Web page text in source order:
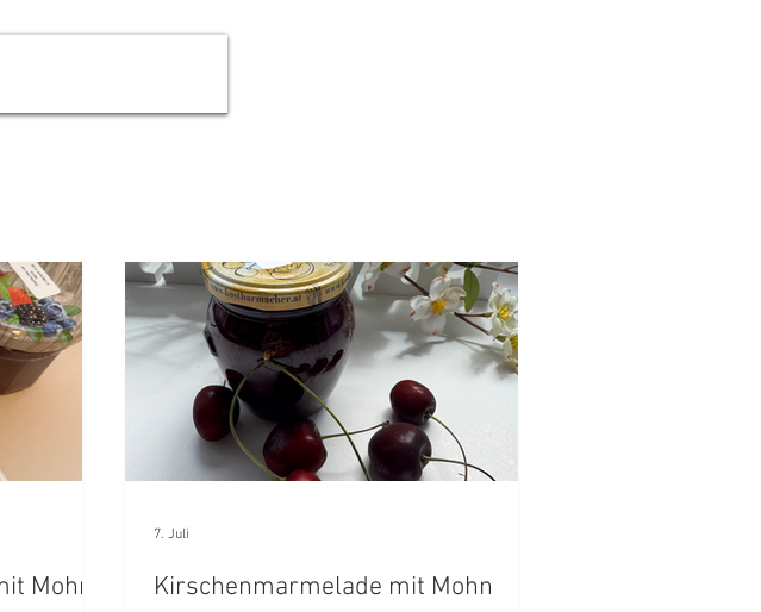
Mohn Kirschenmarmelade mit Mohn
7. Juli